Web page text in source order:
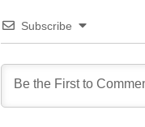
Subscribe